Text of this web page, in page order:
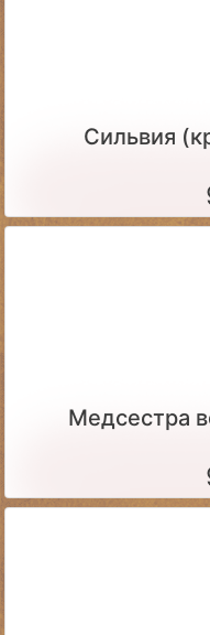
Сильвия
Медсестра